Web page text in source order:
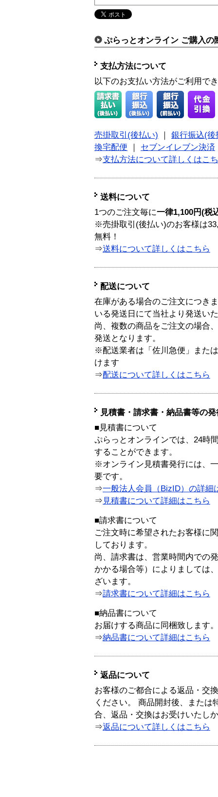
ぷらっとオンライン ご購入の
支払方法について
以下のお支払い方法がご利用で
売掛取引(後払い)
銀行振込(後
換宅配便
セブンイレブン決済
⇒支払方法について詳しくはこ
送料について
1つのご注文毎に一律1,100円(税
※売掛取引(後払い)のお客様は
無料！
⇒送料について詳しくはこちら
配送について
在庫がある場合のご注文につき
いる発送日にて当社より発送い
尚、複数の商品をご注文の場合
発送となります。
※配送業者は「佐川急便」また
けます
⇒配送について詳しくはこちら
見積書・請求書・納品書等の
■見積書について
ぷらっとオンラインでは、24時
することができます。
※オンライン見積書発行には、
要です。
⇒一般法人会員（BizID）の詳細
⇒ 見積書について詳細はこちら
■請求書について
ご注文時に希望されたお客様に
しております。
尚、請求書は、営業時間内での
かかる場合等）によりましては
ざいます。
⇒請求書について詳細はこちら
■納品書について
お届けする商品に同梱致します。
⇒納品書について詳細はこちら
返品について
お客様のご都合による返品・交
ください。 商品開封後、または
合、返品・交換はお受けいたし
⇒返品について詳しくはこちら